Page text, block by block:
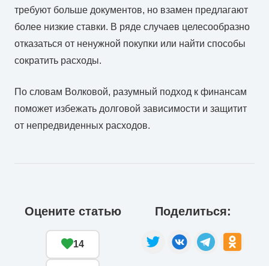
требуют больше документов, но взамен предлагают
более низкие ставки. В ряде случаев целесообразно
отказаться от ненужной покупки или найти способы
сократить расходы.
По словам Волковой, разумный подход к финансам
поможет избежать долговой зависимости и защитит
от непредвиденных расходов.
Оцените статью
14
Поделиться: